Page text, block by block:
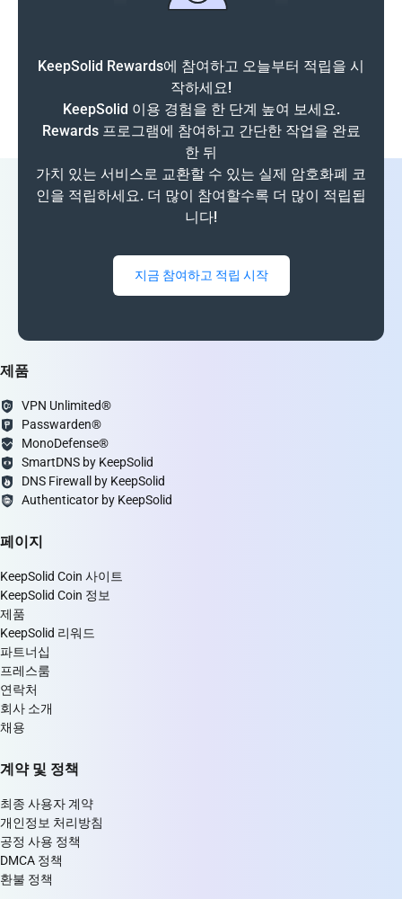
KeepSolid Rewards에 참여하고 오늘부터 적립을 시
작하세요!
KeepSolid 이용 경험을 한 단계 높여 보세요.
Rewards 프로그램에 참여하고 간단한 작업을 완료
한 뒤
가치 있는 서비스로 교환할 수 있는 실제 암호화폐 코
인을 적립하세요. 더 많이 참여할수록 더 많이 적립됩
니다!
지금 참여하고 적립 시작
제품
VPN Unlimited®
Passwarden®
MonoDefense®
SmartDNS by KeepSolid
DNS Firewall by KeepSolid
Authenticator by KeepSolid
페이지
KeepSolid Coin 사이트
KeepSolid Coin 정보
제품
KeepSolid 리워드
파트너십
프레스룸
연락처
회사 소개
채용
계약 및 정책
최종 사용자 계약
개인정보 처리방침
공정 사용 정책
DMCA 정책
환불 정책